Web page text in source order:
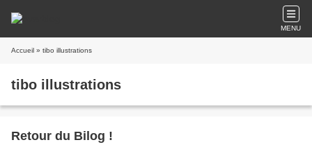
MENU
Accueil » tibo illustrations
tibo illustrations
Retour du Bilog !